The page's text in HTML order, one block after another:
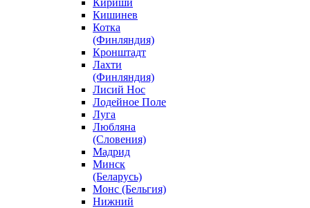
Кишинев
Котка
(Финляндия)
Кронштадт
Лахти
(Финляндия)
Лисий Нос
Лодейное Поле
Луга
Любляна
(Словения)
Мадрид
Минск
(Беларусь)
Монс (Бельгия)
Нижний